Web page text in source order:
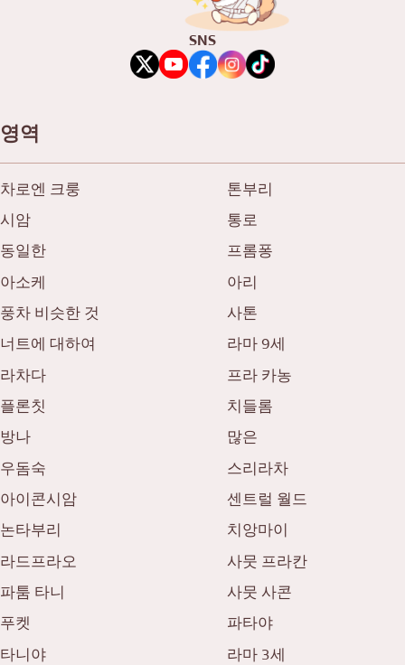
꼬치에 꽂은 튀긴 음식
일본식 냄비 요리
전통 일본식 레스토랑
타코야키
정식/일본 가정식
벤또/일본 음식 배달 서비스
라드프라오
사뭇 프라칸
사뭇 사콘
푸켓
파타야
타니야
라마 3세
라마 4세
SNS
영역
차로엔 크룽
톤부리
시암
통로
동일한
프롬퐁
아소케
아리
풍차 비슷한 것
사톤
너트에 대하여
라마 9세
라차다
프라 카농
플론칫
치들롬
방나
많은
우돔숙
스리라차
아이콘시암
센트럴 월드
논타부리
치앙마이
라드프라오
사뭇 프라칸
파툼 타니
사뭇 사콘
푸켓
파타야
타니야
라마 3세